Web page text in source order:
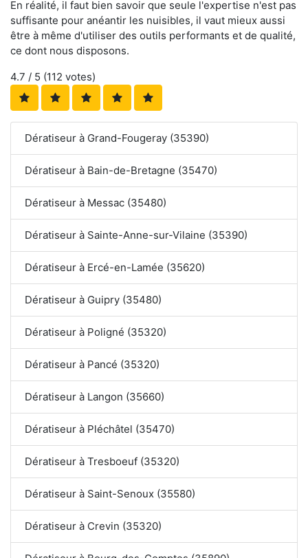
En réalité, il faut bien savoir que seule l'expertise n'est pas
suffisante pour anéantir les nuisibles, il vaut mieux aussi
être à même d'utiliser des outils performants et de qualité,
ce dont nous disposons.
4.7 / 5 (112 votes)
Dératiseur à Grand-Fougeray (35390)
Dératiseur à Bain-de-Bretagne (35470)
Dératiseur à Messac (35480)
Dératiseur à Sainte-Anne-sur-Vilaine (35390)
Dératiseur à Ercé-en-Lamée (35620)
Dératiseur à Guipry (35480)
Dératiseur à Poligné (35320)
Dératiseur à Pancé (35320)
Dératiseur à Langon (35660)
Dératiseur à Pléchâtel (35470)
Dératiseur à Tresboeuf (35320)
Dératiseur à Saint-Senoux (35580)
Dératiseur à Crevin (35320)